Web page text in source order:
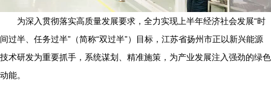
为深入贯彻落实高质量发展要求，全力实现上半年经济社会发展“时
间过半、任务过半”（简称“双过半”）目标，江苏省扬州市正以新兴能源
技术研发为重要抓手，系统谋划、精准施策，为产业发展注入强劲的绿色
动能。